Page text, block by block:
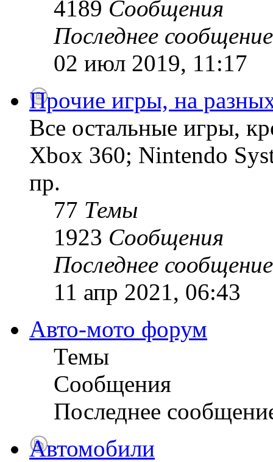
4189 Сообщения
Последнее сообщение
02 июл 2019, 11:17
Прочие игры, на
Все остальные игры,
Xbox 360; Nintendo
пр.
77 Темы
1923 Сообщения
Последнее сообщение
11 апр 2021, 06:43
Авто-мото форум
Темы
Сообщения
Последнее
Автомобили